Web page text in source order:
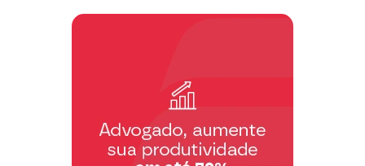
para tentar fazer uma composição e
pagar o débito. Ao revés disso, a
doc. 12/13
Temos que a quantia argumentada pela
Promovida como de saldo a pagar pelo
Promoventeé absurda e contrária ao
bom senso.